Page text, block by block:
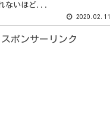
ないほど...
2020.02.11
スポンサーリンク